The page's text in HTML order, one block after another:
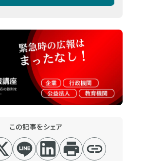
この記事をシェア